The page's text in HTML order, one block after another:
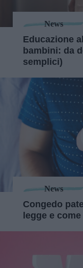
News
Educazione
bambini: da
semplici)
News
Congedo
legge e